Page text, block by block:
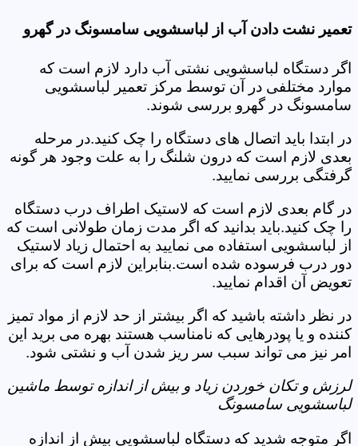
تعمیر نشت دادن آب از لباسشویی سامسونگ در گهرو
اگر دستگاه لباسشویی نشتی آب دارد لازم است که
موارد مختلفی در آن توسط مرکز تعمیر لباسشویی
سامسونگ در گهرو بررسی شوند.
در ابتدا باید اتصال های دستگاه را چک کنید.در مرحله
بعدی لازم است که درون شلنگ را به علت وجود هر گونه
گرفتگی بررسی نمایید.
در گام بعدی لازم است که لاستیک اطراف درب دستگاه
را چک کنید.باید بدانید که اگر مدت زمان طولانی است که
از لباسشویی استفاده می نمایید به احتمال زیاد لاستیک
دور درب فرسوده شده است.بنابراین لازم است که برای
تعویض آن اقدام نمایید.
در نظر داشته باشید که اگر بیشتر از حد لازم از مواد تمیز
کننده و یا پودرهایی که نامناسب هستند بهره می برید این
امر نیز می تواند سبب سر ریز شدن آب و نشتی شود.
لرزش و تکان خوردن زیاد و بیش از اندازه توسط ماشین
لباسشویی سامسونگ
اگر متوجه شدید که دستگاه لباسشویی بیش از اندازه